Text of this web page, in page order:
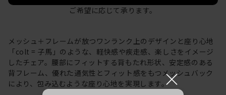
ご希望に応じて承ります。
メッシュ＋フレームが放つワンランク上のデザインと座り心地
「colt = 子馬」のような、軽快感や疾走感、楽しさをイメージ
したチェア。腰部にフィットする背もたれ形状、安定感のある
背フレーム、優れた通気性とフィット感をもつメッシュバック
により、包み込むような座り心地を実現します。×